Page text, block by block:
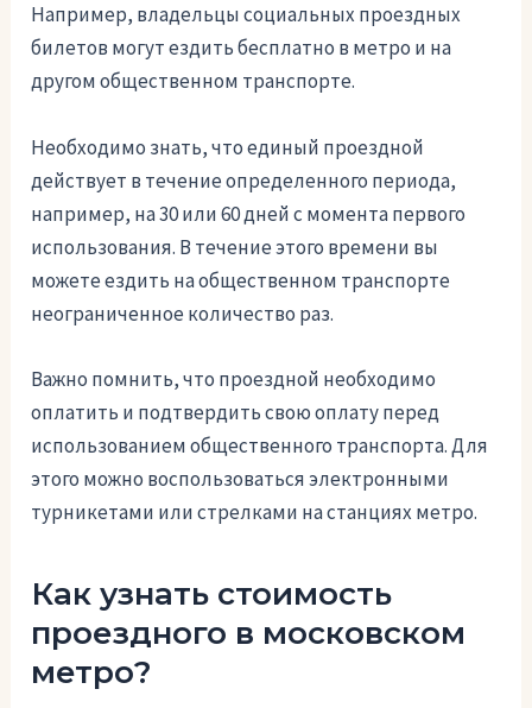
Например, владельцы социальных проездных
билетов могут ездить бесплатно в метро и на
другом общественном транспорте.
Необходимо знать, что единый проездной
действует в течение определенного периода,
например, на 30 или 60 дней с момента первого
использования. В течение этого времени вы
можете ездить на общественном транспорте
неограниченное количество раз.
Важно помнить, что проездной необходимо
оплатить и подтвердить свою оплату перед
использованием общественного транспорта. Для
этого можно воспользоваться электронными
турникетами или стрелками на станциях метро.
Как узнать стоимость
проездного в московском
метро?